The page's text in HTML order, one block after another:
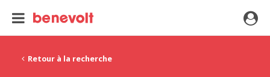
Retour à la recherche